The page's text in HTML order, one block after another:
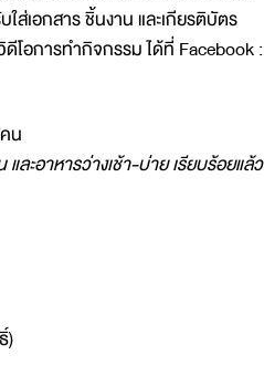
ส่เอกสาร ชิ้นงาน และเกียรติบัตร
อการทำกิจกรรม ได้ที่ Facebook :
น
ละอาหารว่างเช้า-บ่าย เรียบร้อยแล้ว
)